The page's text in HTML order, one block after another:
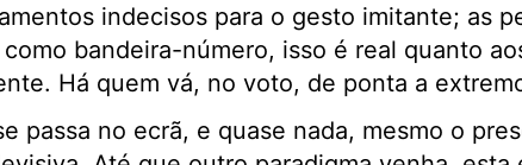
indecisos para o gesto imitante; as
bandeira-número, isso é real quanto
Há quem vá, no voto, de ponta a
passa no ecrã, e quase nada, mesmo o